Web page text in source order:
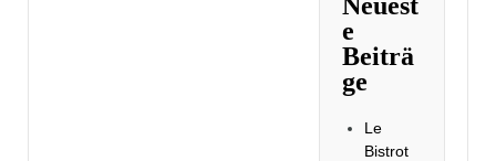
e
Beiträ
ge
Le
Bistrot